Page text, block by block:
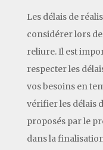
Les délais de
considérer lors
reliure. Il est
respecter les
vos besoins en
vérifier les délais
proposés par le
dans la